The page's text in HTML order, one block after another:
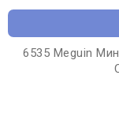
6535 Meguin